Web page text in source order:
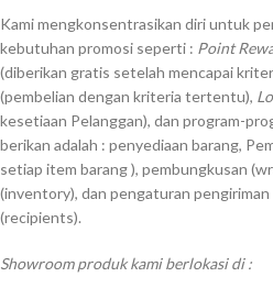
Kami mengkonsentrasikan diri untuk
kebutuhan promosi seperti : Point
(diberikan gratis setelah mencapai
(pembelian dengan kriteria tertentu),
kesetiaan Pelanggan), dan program-
berikan adalah : penyediaan barang,
setiap item barang ), pembungkusan
(inventory), dan pengaturan pengiriman
(recipients).
Showroom produk kami berlokasi di :